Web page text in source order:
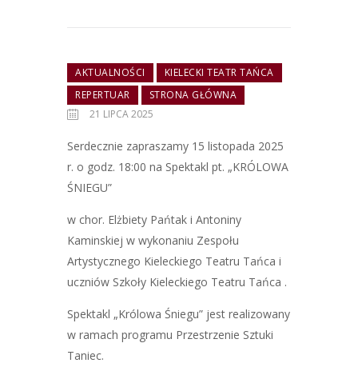
AKTUALNOŚCI
KIELECKI TEATR TAŃCA
REPERTUAR
STRONA GŁÓWNA
21 LIPCA 2025
Serdecznie zapraszamy 15 listopada 2025
r. o godz. 18:00 na Spektakl pt. „KRÓLOWA
ŚNIEGU”
w chor. Elżbiety Pańtak i Antoniny
Kaminskiej w wykonaniu Zespołu
Artystycznego Kieleckiego Teatru Tańca i
uczniów Szkoły Kieleckiego Teatru Tańca .
Spektakl „Królowa Śniegu” jest realizowany
w ramach programu Przestrzenie Sztuki
Taniec.